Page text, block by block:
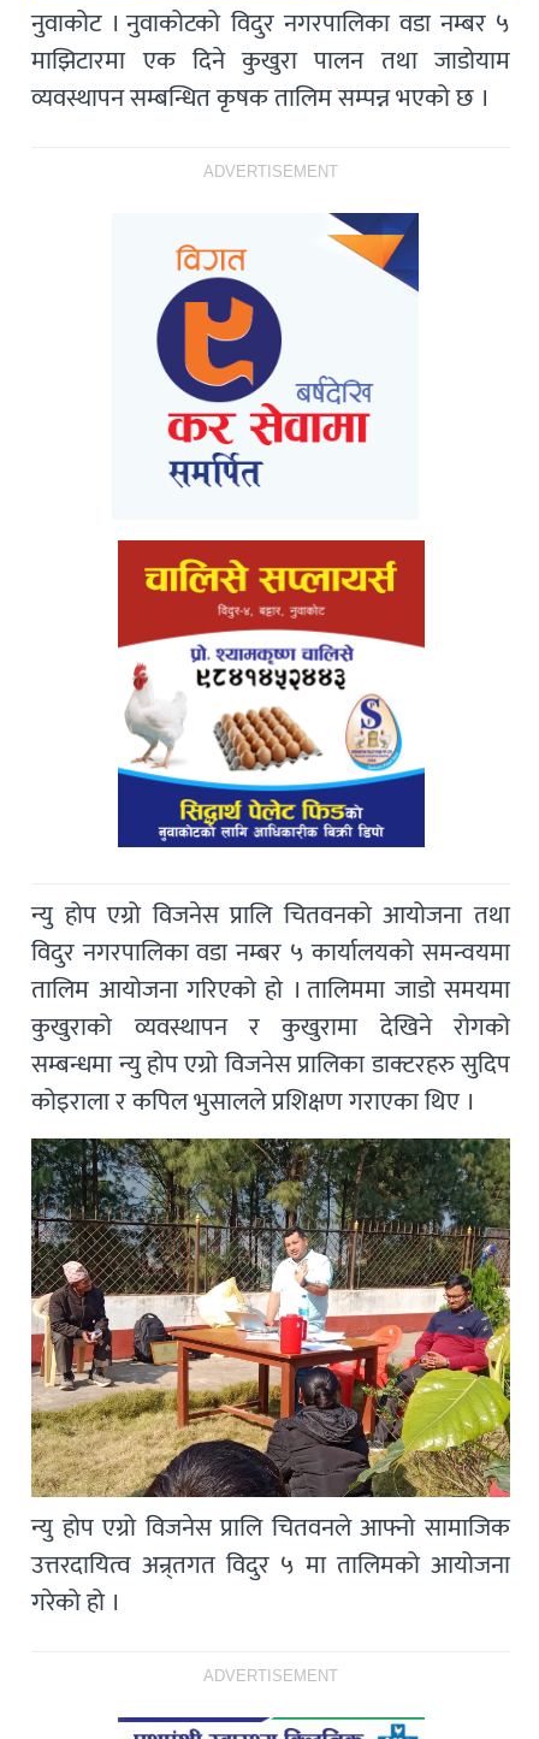
नुवाकोट । नुवाकोटको विदुर नगरपालिका वडा नम्बर ५
माझिटारमा एक दिने कुखुरा पालन तथा जाडोयाम
व्यवस्थापन सम्बन्धित कृषक तालिम सम्पन्न भएको छ ।
ADVERTISEMENT
न्यु होप एग्रो विजनेस प्रालि चितवनको आयोजना तथा
विदुर नगरपालिका वडा नम्बर ५ कार्यालयको समन्वयमा
तालिम आयोजना गरिएको हो । तालिममा जाडो समयमा
कुखुराको व्यवस्थापन र कुखुरामा देखिने रोगको
सम्बन्धमा न्यु होप एग्रो विजनेस प्रालिका डाक्टरहरु सुदिप
कोइराला र कपिल भुसालले प्रशिक्षण गराएका थिए ।
न्यु होप एग्रो विजनेस प्रालि चितवनले आफ्नो सामाजिक
उत्तरदायित्व अन्र्तगत विदुर ५ मा तालिमको आयोजना
गरेको हो ।
ADVERTISEMENT